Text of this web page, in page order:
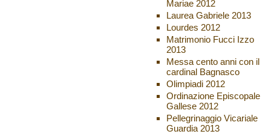
Mariae 2012
Laurea Gabriele 2013
Lourdes 2012
Matrimonio Fucci Izzo
2013
Messa cento anni con il
cardinal Bagnasco
Olimpiadi 2012
Ordinazione Episcopale
Gallese 2012
Pellegrinaggio Vicariale
Guardia 2013